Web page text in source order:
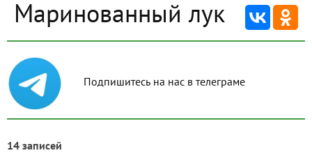
Маринованный лук
Подпишитесь на нас в телеграме
14 записей